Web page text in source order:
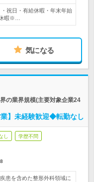
祝日・有給休暇・年末年始
暇※…
気になる
の業界規模(主要対象企業24
】未経験歓迎◆転勤なし
し 学歴不問
患を含めた整形外科領域に